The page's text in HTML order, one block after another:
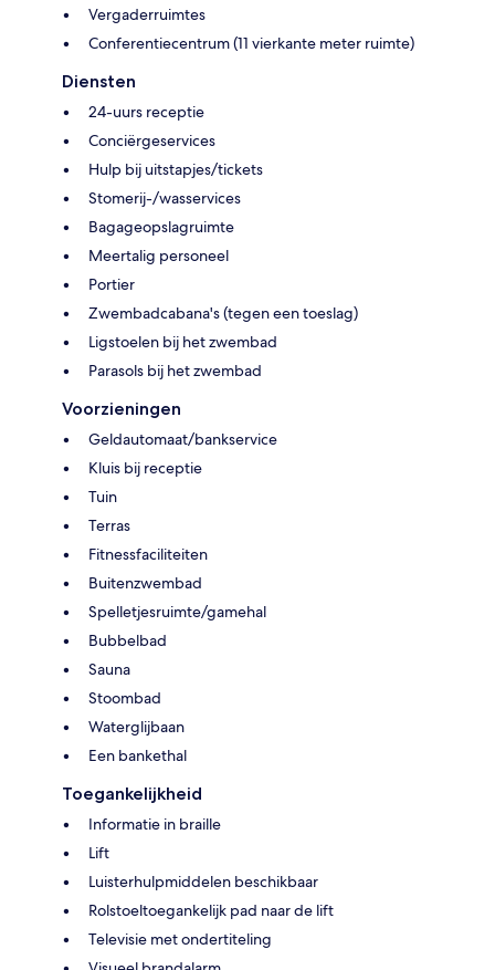
Vergaderruimtes
Conferentiecentrum (11 vierkante meter ruimte)
Diensten
24-uurs receptie
Conciërgeservices
Hulp bij uitstapjes/tickets
Stomerij-/wasservices
Bagageopslagruimte
Meertalig personeel
Portier
Zwembadcabana's (tegen een toeslag)
Ligstoelen bij het zwembad
Parasols bij het zwembad
Voorzieningen
Geldautomaat/bankservice
Kluis bij receptie
Tuin
Terras
Fitnessfaciliteiten
Buitenzwembad
Spelletjesruimte/gamehal
Bubbelbad
Sauna
Stoombad
Waterglijbaan
Een bankethal
Toegankelijkheid
Informatie in braille
Lift
Luisterhulpmiddelen beschikbaar
Rolstoeltoegankelijk pad naar de lift
Televisie met ondertiteling